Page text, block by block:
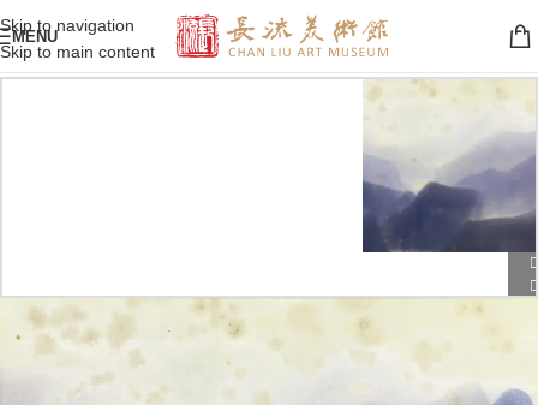
Skip to navigation
Skip to main content
MENU